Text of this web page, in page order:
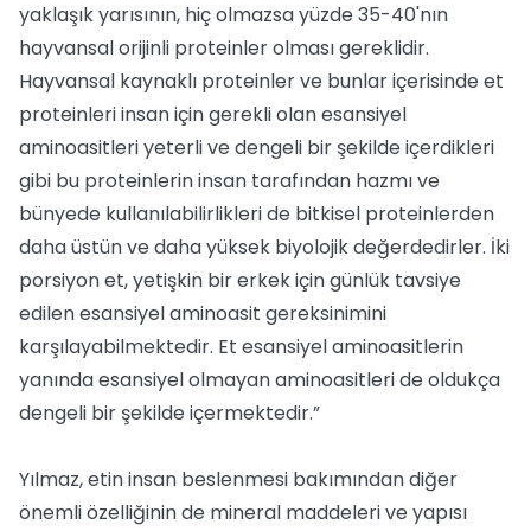
yaklaşık yarısının, hiç olmazsa yüzde 35-40'nın
hayvansal orijinli proteinler olması gereklidir.
Hayvansal kaynaklı proteinler ve bunlar içerisinde et
proteinleri insan için gerekli olan esansiyel
aminoasitleri yeterli ve dengeli bir şekilde içerdikleri
gibi bu proteinlerin insan tarafından hazmı ve
bünyede kullanılabilirlikleri de bitkisel proteinlerden
daha üstün ve daha yüksek biyolojik değerdedirler. İki
porsiyon et, yetişkin bir erkek için günlük tavsiye
edilen esansiyel aminoasit gereksinimini
karşılayabilmektedir. Et esansiyel aminoasitlerin
yanında esansiyel olmayan aminoasitleri de oldukça
dengeli bir şekilde içermektedir.”
Yılmaz, etin insan beslenmesi bakımından diğer
önemli özelliğinin de mineral maddeleri ve yapısı